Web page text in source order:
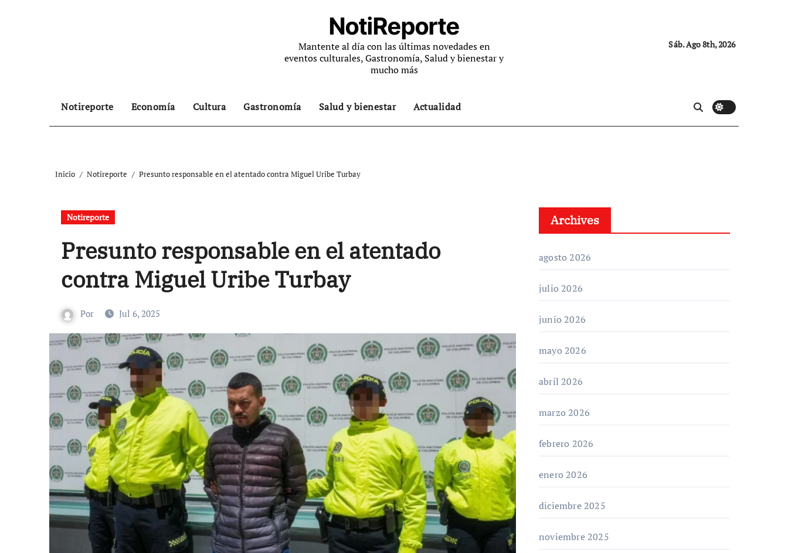
NotiReporte
Mantente al día con las últimas novedades en
eventos culturales, Gastronomía, Salud y bienestar y
mucho más
Sáb. Ago 8th, 2026
Notireporte Economía Cultura Gastronomía Salud y bienestar Actualidad
Inicio Notireporte Presunto responsable en el atentado contra Miguel Uribe Turbay
Notireporte
Presunto responsable en el atentado
contra Miguel Uribe Turbay
Por Jul 6, 2025
Archives
agosto 2026
julio 2026
junio 2026
mayo 2026
abril 2026
marzo 2026
febrero 2026
enero 2026
diciembre 2025
noviembre 2025